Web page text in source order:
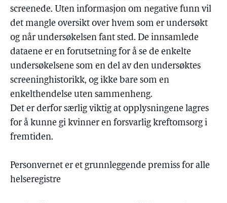
screenede. Uten informasjon om negative funn vil
det mangle oversikt over hvem som er undersøkt
og når undersøkelsen fant sted. De innsamlede
dataene er en forutsetning for å se de enkelte
undersøkelsene som en del av den undersøktes
screeninghistorikk, og ikke bare som en
enkelthendelse uten sammenheng.
Det er derfor særlig viktig at opplysningene lagres
for å kunne gi kvinner en forsvarlig kreftomsorg i
fremtiden.
Personvernet er et grunnleggende premiss for alle
helseregistre